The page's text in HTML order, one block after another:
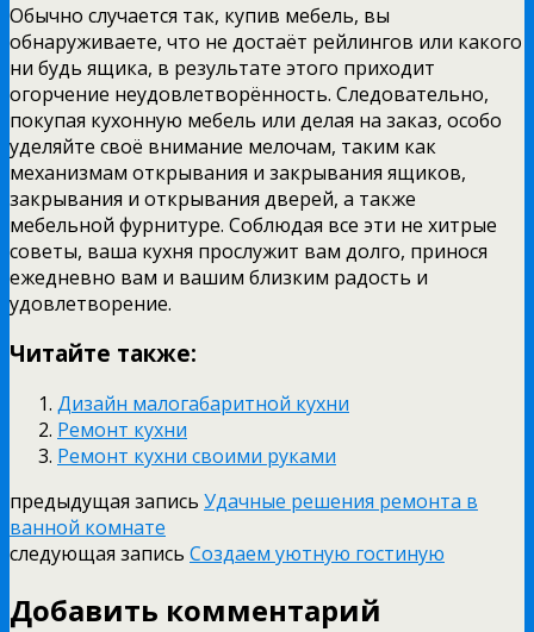
Обычно случается так, купив мебель, вы
обнаруживаете, что не достаёт рейлингов или какого
ни будь ящика, в результате этого приходит
огорчение неудовлетворённость. Следовательно,
покупая кухонную мебель или делая на заказ, особо
уделяйте своё внимание мелочам, таким как
механизмам открывания и закрывания ящиков,
закрывания и открывания дверей, а также
мебельной фурнитуре. Соблюдая все эти не хитрые
советы, ваша кухня прослужит вам долго, принося
ежедневно вам и вашим близким радость и
удовлетворение.
Читайте также:
Дизайн малогабаритной кухни
Ремонт кухни
Ремонт кухни своими руками
предыдущая запись Удачные решения ремонта в
ванной комнате
следующая запись Создаем уютную гостиную
Добавить комментарий